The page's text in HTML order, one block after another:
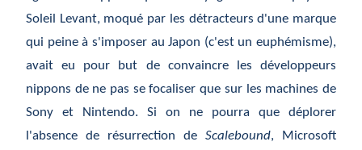
Soleil Levant, moqué par les détracteurs d'une marque
qui peine à s'imposer au Japon (c'est un euphémisme),
avait eu pour but de convaincre les développeurs
nippons de ne pas se focaliser que sur les machines de
Sony et Nintendo. Si on ne pourra que déplorer
l'absence de résurrection de Scalebound, Microsoft